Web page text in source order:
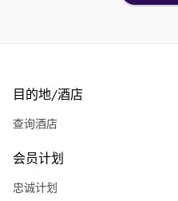
目的地/酒店
查询酒店
会员计划
忠诚计划